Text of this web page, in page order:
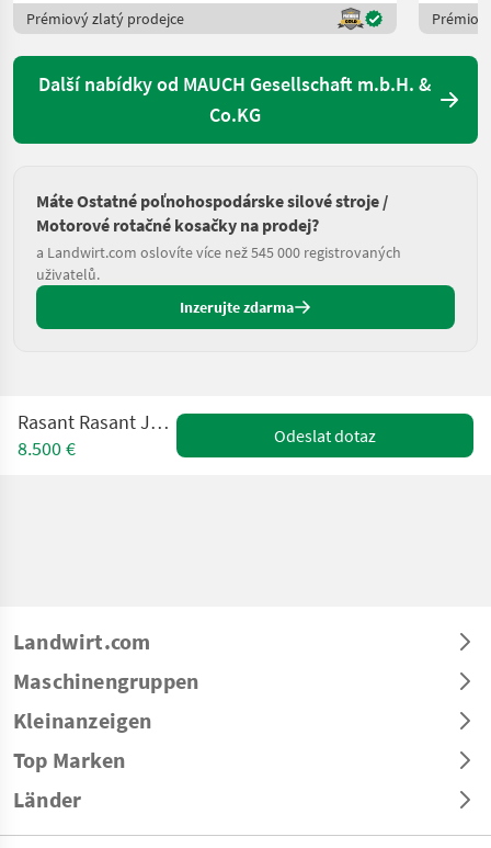
Prémiový zlatý prodejce
Další nabídky od MAUCH Gesellschaft m.b.H. &
Co.KG
Máte Ostatné poľnohospodárske silové stroje /
Motorové rotačné kosačky na prodej?
a Landwirt.com oslovíte více než 545 000 registrovaných
uživatelů.
Inzerujte zdarma
Rasant Rasant Junior 90 14 PS
8.500 €
Odeslat dotaz
Landwirt.com
Maschinengruppen
Kleinanzeigen
Top Marken
Länder